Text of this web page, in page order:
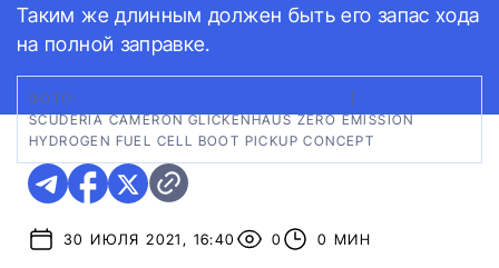
Таким же длинным должен быть его запас хода
на полной заправке.
ФОТО:
SCUDERIA CAMERON GLICKENHAUS ZERO EMISSION
HYDROGEN FUEL CELL BOOT PICKUP CONCEPT
30 ИЮЛЯ 2021, 16:40 0 0 МИН